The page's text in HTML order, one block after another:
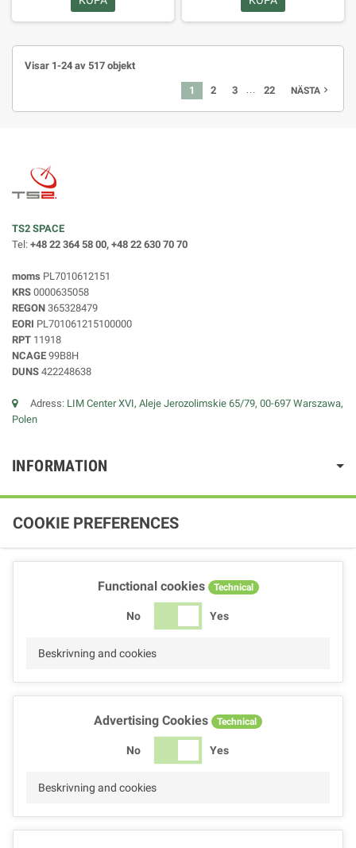
Visar 1-24 av 517 objekt
1 2 3 22 NÄSTA navigate_next
TS2 SPACE
Tel: +48 22 364 58 00, +48 22 630 70 70
moms PL7010612151
KRS 0000635058
REGON 365328479
EORI PL701061215100000
RPT 11918
NCAGE 99B8H
DUNS 422248638
Adress: LIM Center XVI, Aleje Jerozolimskie 65/79, 00-697 Warszawa,
Polen
INFORMATION
COOKIE PREFERENCES
Functional cookies Technical
No Yes
Beskrivning and cookies
Advertising Cookies Technical
No Yes
Beskrivning and cookies